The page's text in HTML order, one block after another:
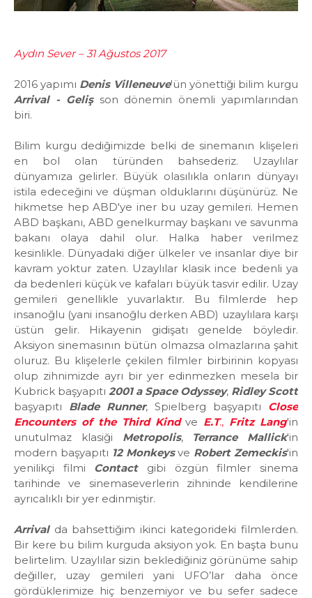
Aydın Sever – 31 Ağustos 2017
2016 yapımı Denis Villeneuve'ün yönettiği bilim kurgu
Arrival - Gelişson dönemin önemli yapımlarından
biri.
Bilim kurgu dediğimizde belki de sinemanın klişeleri
en bol olan türünden bahsederiz. Uzaylılar
dünyamıza gelirler. Büyük olasılıkla onların dünyayı
istila edeceğini ve düşman olduklarını düşünürüz. Ne
hikmetse hep ABD'ye iner bu uzay gemileri. Hemen
ABD başkanı, ABD genelkurmay başkanı ve savunma
bakanı olaya dahil olur. Halka haber verilmez
kesinlikle. Dünyadaki diğer ülkeler ve insanlar diye bir
kavram yoktur zaten. Uzaylılar klasik ince bedenli ya
da bedenleri küçük ve kafaları büyük tasvir edilir. Uzay
gemileri genellikle yuvarlaktır. Bu filmlerde hep
insanoğlu (yani insanoğlu derken ABD) uzaylılara karşı
üstün gelir. Hikayenin gidişatı genelde böyledir.
Aksiyon sinemasının bütün olmazsa olmazlarına şahit
oluruz. Bu klişelerle çekilen filmler birbirinin kopyası
olup zihnimizde ayrı bir yer edinmezken mesela bir
Kubrick başyapıtı 2001 a Space Odyssey, Ridley Scott
başyapıtı Blade Runner, Spielberg başyapıtı Close
Encounters of the Third Kind ve E.T., Fritz Lang'in
unutulmaz klasiği Metropolis, Terrance Mallick'in
modern başyapıtı 12 Monkeysve Robert Zemeckis'in
yenilikçi filmi Contactgibi özgün filmler sinema
tarihinde ve sinemaseverlerin zihninde kendilerine
ayrıcalıklı bir yer edinmiştir.
Arrivalda bahsettiğim ikinci kategorideki filmlerden.
Bir kere bu bilim kurguda aksiyon yok. En başta bunu
belirtelim. Uzaylılar sizin beklediğiniz görünüme sahip
değiller, uzay gemileri yani UFO’lar daha önce
gördüklerimize hiç benzemiyor ve bu sefer sadece